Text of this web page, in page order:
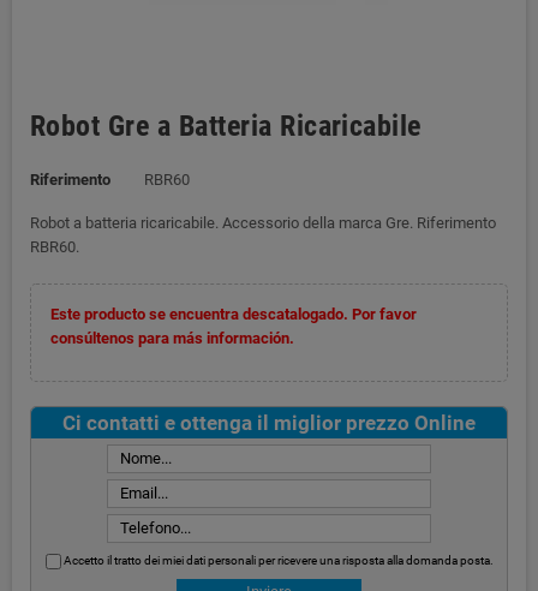
Robot Gre a Batteria Ricaricabile
Riferimento RBR60
Robot a batteria ricaricabile. Accessorio della marca Gre. Riferimento
RBR60.
Este producto se encuentra descatalogado. Por favor
consúltenos para más información.
Ci contatti e ottenga il miglior prezzo Online
Accetto il tratto dei miei dati personali per ricevere una risposta alla domanda posta.